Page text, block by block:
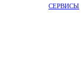
СЕРВИСЫ